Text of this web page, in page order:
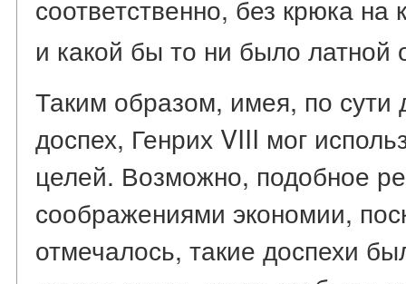
соответственно, без крюка
и какой бы то ни было латной
Таким образом, имея, по сути
доспех, Генрих VIII мог
целей. Возможно, подобное
соображениями экономии,
отмечалось, такие доспехи